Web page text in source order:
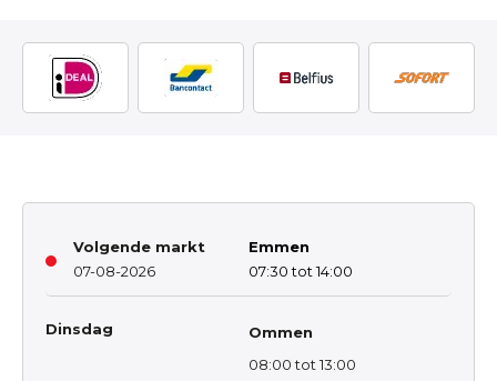
Volgende markt
07-08-2026
Emmen
07:30 tot 14:00
Dinsdag
Ommen
08:00 tot 13:00